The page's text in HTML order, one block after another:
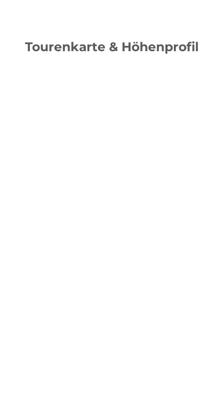
Tourenkarte & Höhenprofil